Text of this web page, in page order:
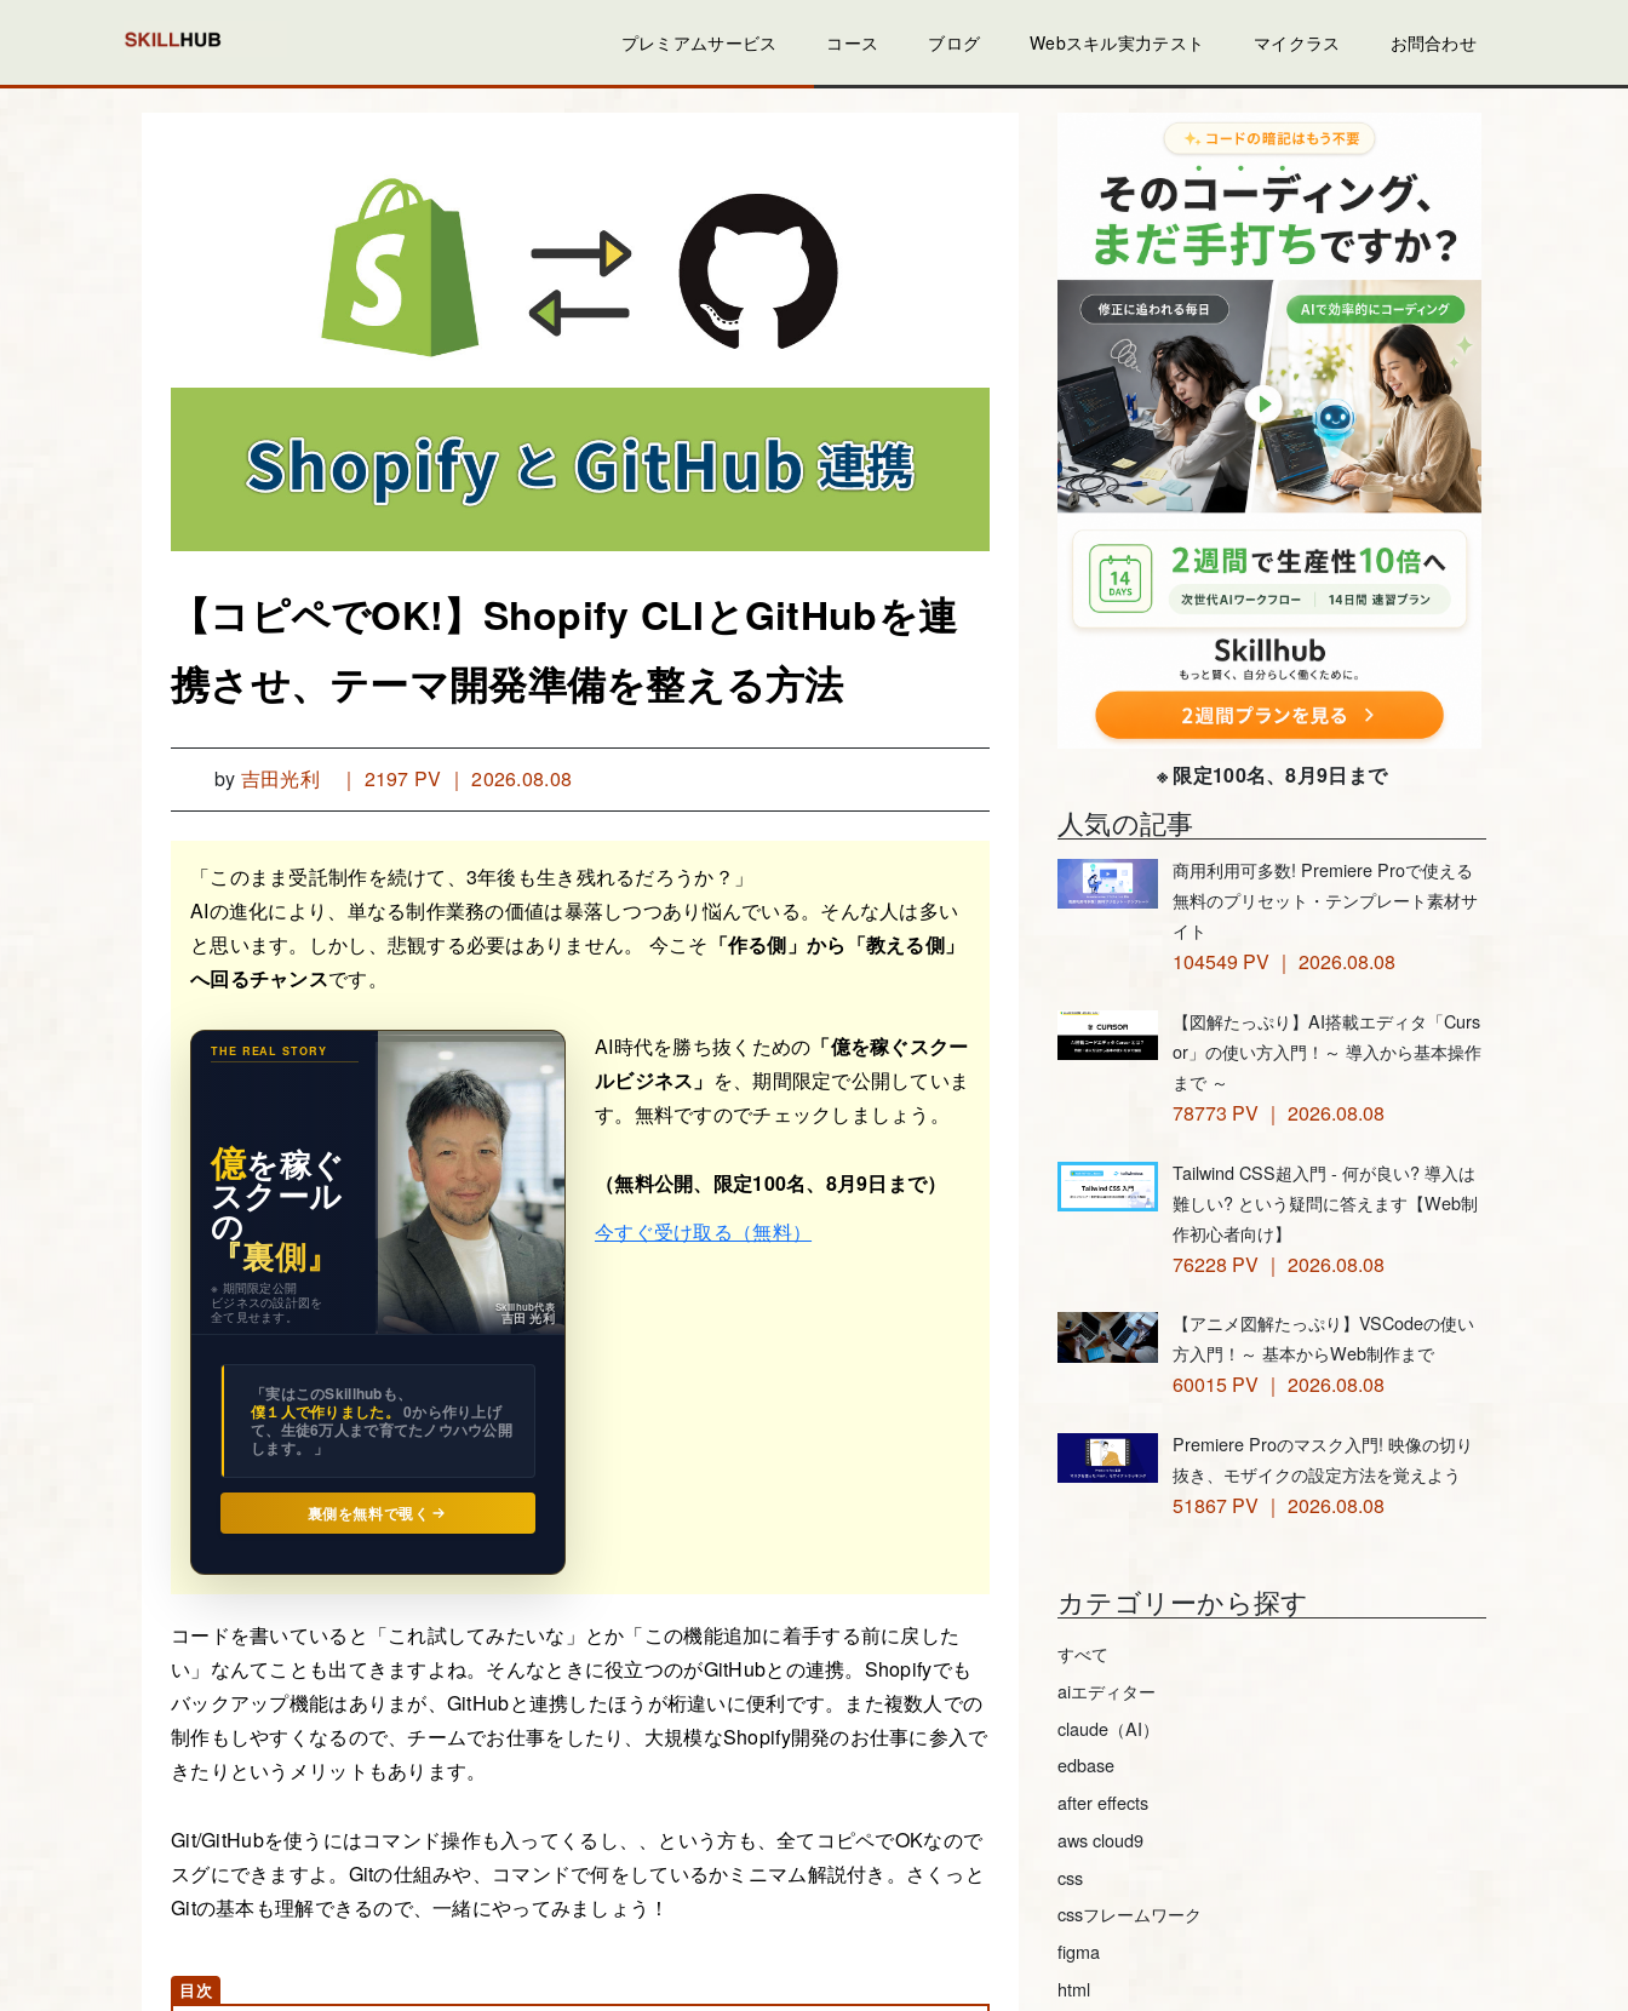
プレミアムサービス コース ブログ Webスキル実力テスト マイクラス お問合わせ
【コピペでOK!】Shopify CLIとGitHubを連
携させ、テーマ開発準備を整える方法
by 吉田光利 ｜ 2197 PV ｜ 2026.08.08
「このまま受託制作を続けて、3年後も生き残れるだろうか？」
AIの進化により、単なる制作業務の価値は暴落しつつあり悩んでいる。そんな人は多い
と思います。しかし、悲観する必要はありません。 今こそ 「作る側」から「教える側」
へ回るチャンスです。
THE REAL STORY
億を稼ぐ
スクール
の
『裏側』
※ 期間限定公開
ビジネスの設計図を
全て見せます。
Skillhub代表
吉田 光利
「実はこのSkillhubも、
僕１人で作りました。 0から作り上げ
て、生徒6万人まで育てたノウハウ公開
します。 」
裏側を無料で覗く
AI時代を勝ち抜くための 「億を稼ぐスクー
ルビジネス」 を、期間限定で公開していま
す。無料ですのでチェックしましょう。
（無料公開、限定100名、8月9日まで）
今すぐ受け取る（無料）
コードを書いていると「これ試してみたいな」とか「この機能追加に着手する前に戻した
い」なんてことも出てきますよね。そんなときに役立つのがGitHubとの連携。Shopifyでも
バックアップ機能はありまが、GitHubと連携したほうが桁違いに便利です。また複数人での
制作もしやすくなるので、チームでお仕事をしたり、大規模なShopify開発のお仕事に参入で
きたりというメリットもあります。
Git/GitHubを使うにはコマンド操作も入ってくるし、、という方も、全てコピペでOKなので
スグにできますよ。Gitの仕組みや、コマンドで何をしているかミニマム解説付き。さくっと
Gitの基本も理解できるので、一緒にやってみましょう！
※ 限定100名、8月9日まで
人気の記事
商用利用可多数! Premiere Proで使える
無料のプリセット・テンプレート素材サ
イト
104549 PV ｜ 2026.08.08
【図解たっぷり】AI搭載エディタ「Curs
or」の使い方入門！～ 導入から基本操作
まで ～
78773 PV ｜ 2026.08.08
Tailwind CSS超入門 - 何が良い? 導入は
難しい? という疑問に答えます【Web制
作初心者向け】
76228 PV ｜ 2026.08.08
【アニメ図解たっぷり】VSCodeの使い
方入門！～ 基本からWeb制作まで
60015 PV ｜ 2026.08.08
Premiere Proのマスク入門! 映像の切り
抜き、モザイクの設定方法を覚えよう
51867 PV ｜ 2026.08.08
カテゴリーから探す
すべて
aiエディター
claude（AI）
edbase
after effects
aws cloud9
css
cssフレームワーク
figma
html